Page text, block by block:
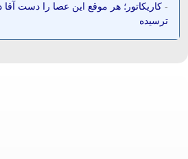
- کاریکاتور؛ هر موقع این عصا را دست آقا
ترسیده